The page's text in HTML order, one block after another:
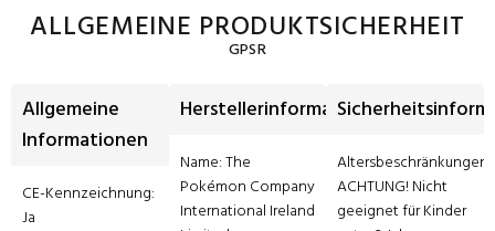
ALLGEMEINE PRODUKTSICHERHEIT
GPSR
Allgemeine
Informationen
CE-Kennzeichnung:
Ja
Herstellerinformationen
Name: The
Pokémon Company
International Ireland
Altersbeschränkungen:
ACHTUNG! Nicht
geeignet für Kinder